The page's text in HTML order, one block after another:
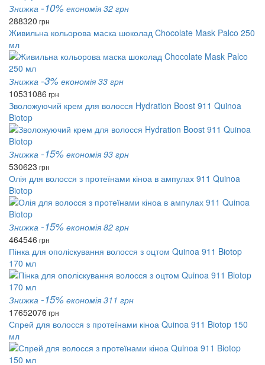
Знижка -10% економія 32 грн
288320 грн
Живильна кольорова маска шоколад Chocolate Mask Palco 250
мл
Знижка -3% економія 33 грн
10531086 грн
Зволожуючий крем для волосся Hydration Boost 911 Quinoa
Biotop
Знижка -15% економія 93 грн
530623 грн
Олія для волосся з протеїнами кіноа в ампулах 911 Quinoa
Biotop
Знижка -15% економія 82 грн
464546 грн
Пінка для ополіскування волосся з оцтом Quinoa 911 Biotop
170 мл
Знижка -15% економія 311 грн
17652076 грн
Спрей для волосся з протеїнами кіноа Quinoa 911 Biotop 150
мл